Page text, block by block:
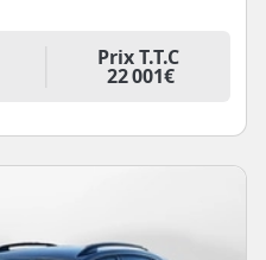
Prix T.T.C
22 001€